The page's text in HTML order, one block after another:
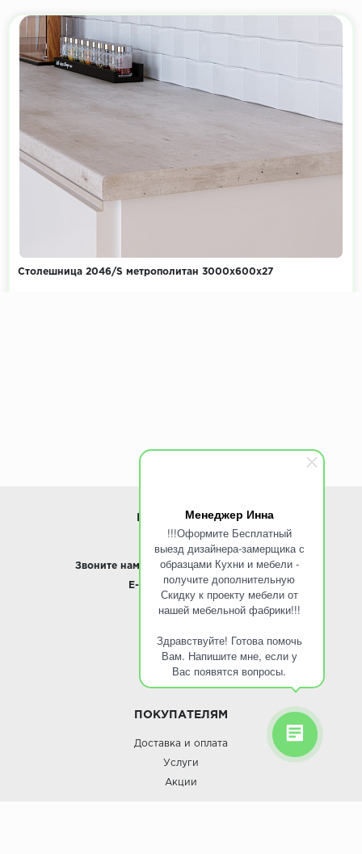
Менеджер Инна
!!!Оформите Бесплатный
выезд дизайнера-замерщика с
образцами Кухни и мебели -
получите дополнительную
Скидку к проекту мебели от
нашей мебельной фабрики!!!
Здравствуйте! Готова помочь
Вам. Напишите мне, если у
Вас появятся вопросы.
Столешница 2046/S метрополитан 3000х600х27
ИНФОРМАЦИЯ
www.ROINST.ru
Звоните нам: 8 495 797-10-50 / Whatsapp
E-mail: info@roinst.ru
О КОМПАНИИ
О компании
ПОКУПАТЕЛЯМ
Доставка и оплата
Услуги
Акции